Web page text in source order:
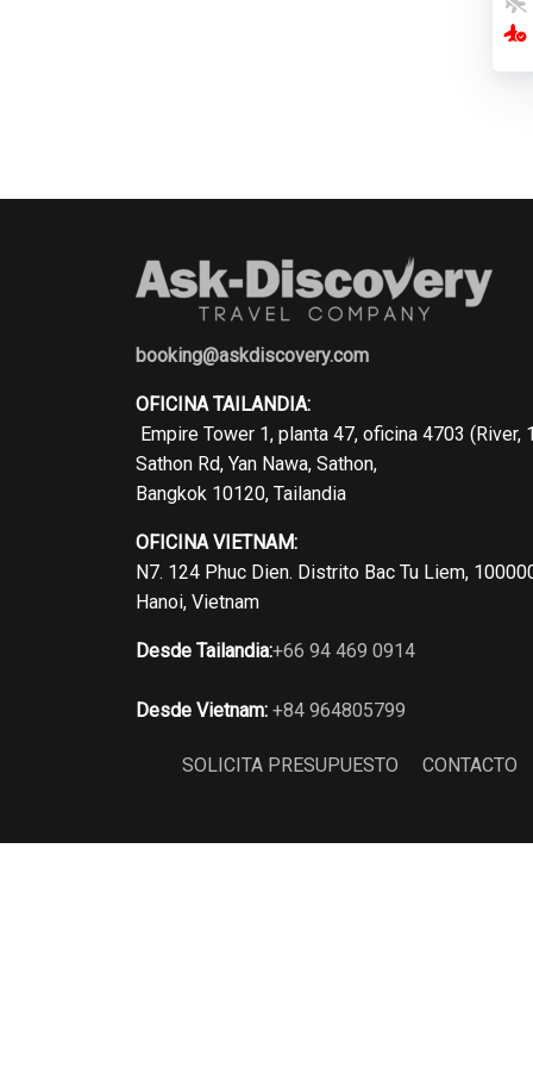
booking@askdiscovery.com
OFICINA TAILANDIA:
Empire Tower 1, planta 47, oficina 4703 (River,
Sathon Rd, Yan Nawa, Sathon,
Bangkok 10120, Tailandia
OFICINA VIETNAM:
N7. 124 Phuc Dien. Distrito Bac Tu Liem,
Hanoi, Vietnam
Desde Tailandia:+66 94 469 0914
Desde Vietnam: +84 964805799
SOLICITA PRESUPUESTO CONTACTO